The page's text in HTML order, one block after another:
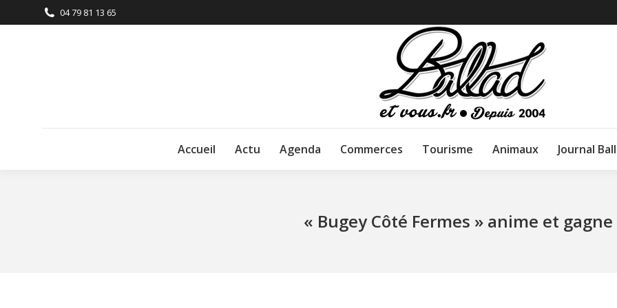
04 79 81 13 65
Accueil Actu Agenda Commerces Tourisme Animaux Journal
« Bugey Côté Fermes » anime et gagne